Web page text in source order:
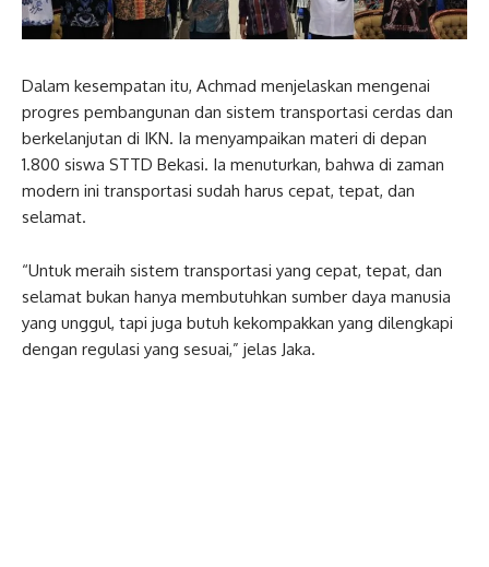
Dalam kesempatan itu, Achmad menjelaskan mengenai
progres pembangunan dan sistem transportasi cerdas dan
berkelanjutan di IKN. Ia menyampaikan materi di depan
1.800 siswa STTD Bekasi. Ia menuturkan, bahwa di zaman
modern ini transportasi sudah harus cepat, tepat, dan
selamat.
“Untuk meraih sistem transportasi yang cepat, tepat, dan
selamat bukan hanya membutuhkan sumber daya manusia
yang unggul, tapi juga butuh kekompakkan yang dilengkapi
dengan regulasi yang sesuai,” jelas Jaka.